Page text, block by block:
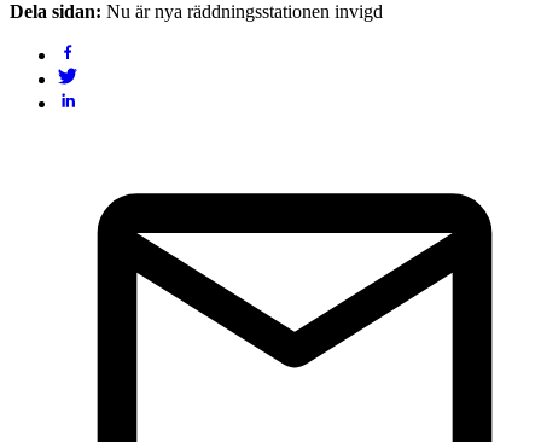
Dela sidan: Nu är nya räddningsstationen invigd